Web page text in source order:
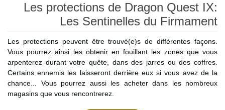
Les protections de Dragon Quest IX:
Les Sentinelles du Firmament
Les protections peuvent être trouvé(e)s de différentes façons.
Vous pourrez ainsi les obtenir en fouillant les zones que vous
arpenterez durant votre quête, dans des jarres ou des coffres.
Certains ennemis les laisseront derrière eux si vous avez de la
chance... Vous pourrez aussi les acheter dans les nombreux
magasins que vous rencontrerez.